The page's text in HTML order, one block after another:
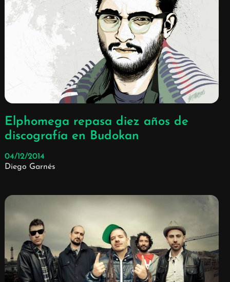
Elphomega repasa diez años de
discografía en Budokan
04/12/2014
Diego Garnés